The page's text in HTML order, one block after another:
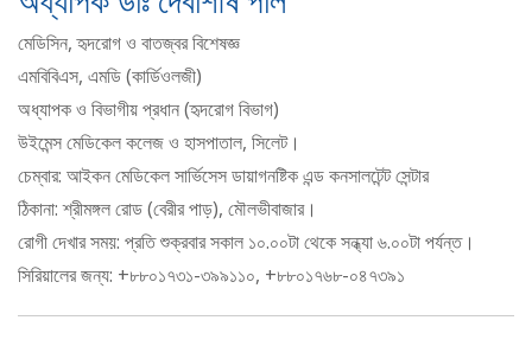
মেডিসিন, হৃদরোগ ও বাতজ্বর বিশেষজ্ঞ
এমবিবিএস, এমডি (কার্ডিওলজী)
অধ্যাপক ও বিভাগীয় প্রধান (হৃদরোগ বিভাগ)
উইমেন্স মেডিকেল কলেজ ও হাসপাতাল, সিলেট।
চেম্বার: আইকন মেডিকেল সার্ভিসেস ডায়াগনষ্টিক এন্ড কনসালটেন্ট সেন্টার
ঠিকানা: শ্রীমঙ্গল রোড (বেরীর পাড়), মৌলভীবাজার।
রোগী দেখার সময়: প্রতি শুক্রবার সকাল ১০.০০টা থেকে সন্ধ্যা ৬.০০টা পর্যন্ত।
সিরিয়ালের জন্য: +৮৮০১৭৩১-৩৯৯১১০, +৮৮০১৭৬৮-০৪৭৩৯১